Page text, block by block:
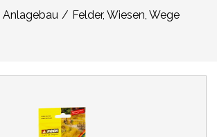
Anlagebau Felder, Wiesen, Wege